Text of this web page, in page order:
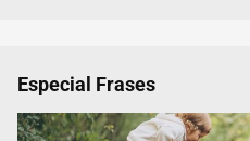
Especial Frases